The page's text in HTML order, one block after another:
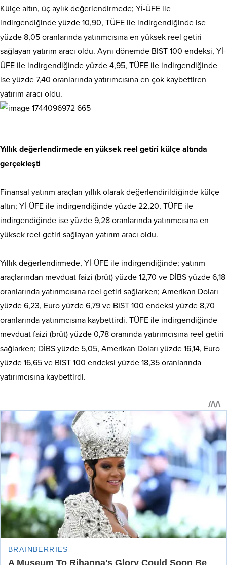
Külçe altın, üç aylık değerlendirmede; Yİ-ÜFE ile
indirgendiğinde yüzde 10,90, TÜFE ile indirgendiğinde ise
yüzde 8,05 oranlarında yatırımcısına en yüksek reel getiri
sağlayan yatırım aracı oldu. Aynı dönemde BIST 100 endeksi, Yİ-
ÜFE ile indirgendiğinde yüzde 4,95, TÜFE ile indirgendiğinde
ise yüzde 7,40 oranlarında yatırımcısına en çok kaybettiren
yatırım aracı oldu.
Yıllık değerlendirmede en yüksek reel getiri külçe altında
gerçekleşti
Finansal yatırım araçları yıllık olarak değerlendirildiğinde külçe
altın; Yİ-ÜFE ile indirgendiğinde yüzde 22,20, TÜFE ile
indirgendiğinde ise yüzde 9,28 oranlarında yatırımcısına en
yüksek reel getiri sağlayan yatırım aracı oldu.
Yıllık değerlendirmede, Yİ-ÜFE ile indirgendiğinde; yatırım
araçlarından mevduat faizi (brüt) yüzde 12,70 ve DİBS yüzde 6,18
oranlarında yatırımcısına reel getiri sağlarken; Amerikan Doları
yüzde 6,23, Euro yüzde 6,79 ve BIST 100 endeksi yüzde 8,70
oranlarında yatırımcısına kaybettirdi. TÜFE ile indirgendiğinde
mevduat faizi (brüt) yüzde 0,78 oranında yatırımcısına reel getiri
sağlarken; DİBS yüzde 5,05, Amerikan Doları yüzde 16,14, Euro
yüzde 16,65 ve BIST 100 endeksi yüzde 18,35 oranlarında
yatırımcısına kaybettirdi.